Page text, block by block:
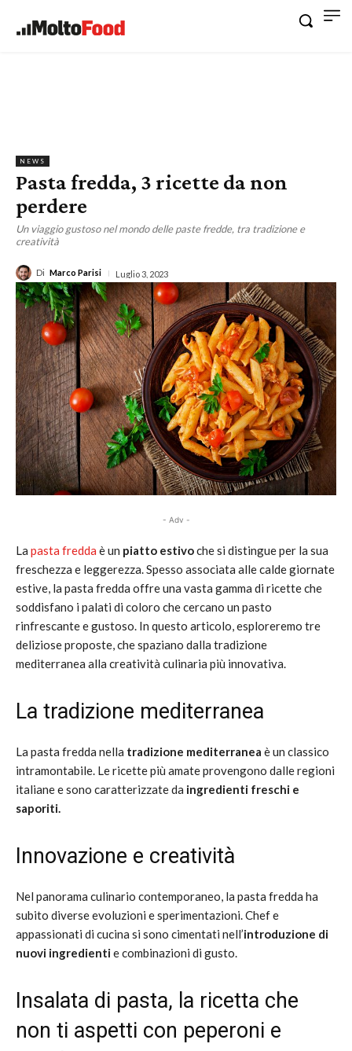
NEWS
Pasta fredda, 3 ricette da non
perdere
Un viaggio gustoso nel mondo delle paste fredde, tra tradizione e
creatività
Di Marco Parisi Luglio 3, 2023
- Adv -
La pasta fredda è un piatto estivoche si distingue per la sua
freschezza e leggerezza. Spesso associata alle calde giornate
estive, la pasta fredda offre una vasta gamma di ricette che
soddisfano i palati di coloro che cercano un pasto
rinfrescante e gustoso. In questo articolo, esploreremo tre
deliziose proposte, che spaziano dalla tradizione
mediterranea alla creatività culinaria più innovativa.
La tradizione mediterranea
La pasta fredda nella tradizione mediterranea è un classico
intramontabile. Le ricette più amate provengono dalle regioni
italiane e sono caratterizzate da ingredienti freschi e
saporiti.
Innovazione e creatività
Nel panorama culinario contemporaneo, la pasta fredda ha
subito diverse evoluzioni e sperimentazioni. Chef e
appassionati di cucina si sono cimentati nell’introduzione di
nuovi ingredientie combinazioni di gusto.
Insalata di pasta, la ricetta che
non ti aspetti con peperoni e